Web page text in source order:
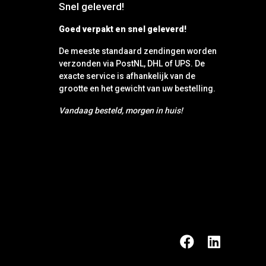
Snel geleverd!
Goed verpakt en snel geleverd!
De meeste standaard zendingen worden
verzonden via PostNL, DHL of UPS. De
exacte service is afhankelijk van de
grootte en het gewicht van uw bestelling.
Vandaag besteld, morgen in huis!